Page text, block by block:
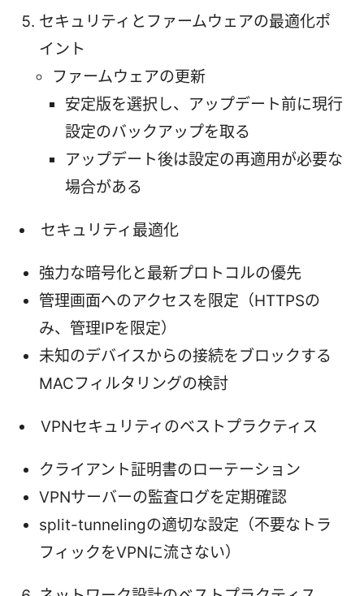
セキュリティとファームウェアの最適化ポ
イント
ファームウェアの更新
安定版を選択し、アップデート前に現行
設定のバックアップを取る
アップデート後は設定の再適用が必要な
場合がある
セキュリティ最適化
強力な暗号化と最新プロトコルの優先
管理画面へのアクセスを限定（HTTPSの
み、管理IPを限定）
未知のデバイスからの接続をブロックする
MACフィルタリングの検討
VPNセキュリティのベストプラクティス
クライアント証明書のローテーション
VPNサーバーの監査ログを定期確認
split-tunnelingの適切な設定（不要なトラ
フィックをVPNに流さない）